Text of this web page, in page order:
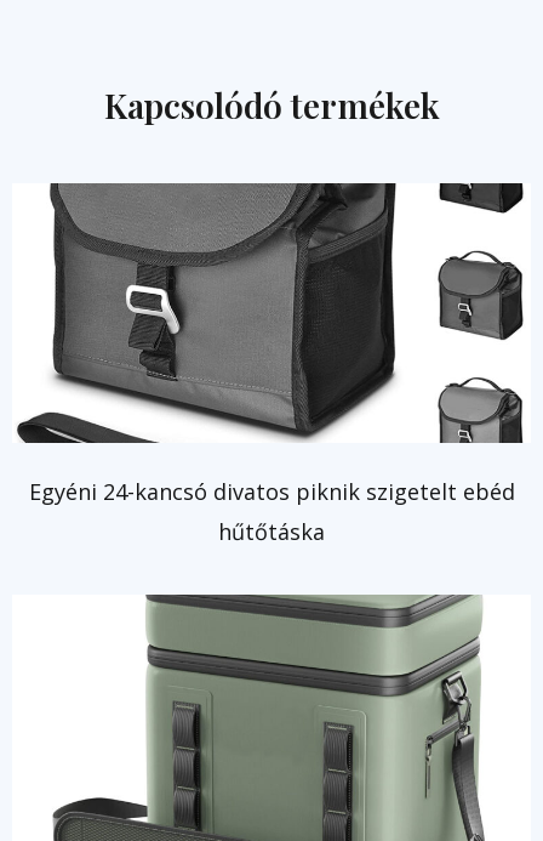
Kapcsolódó termékek
Egyéni 24-kancsó divatos piknik szigetelt ebéd
hűtőtáska